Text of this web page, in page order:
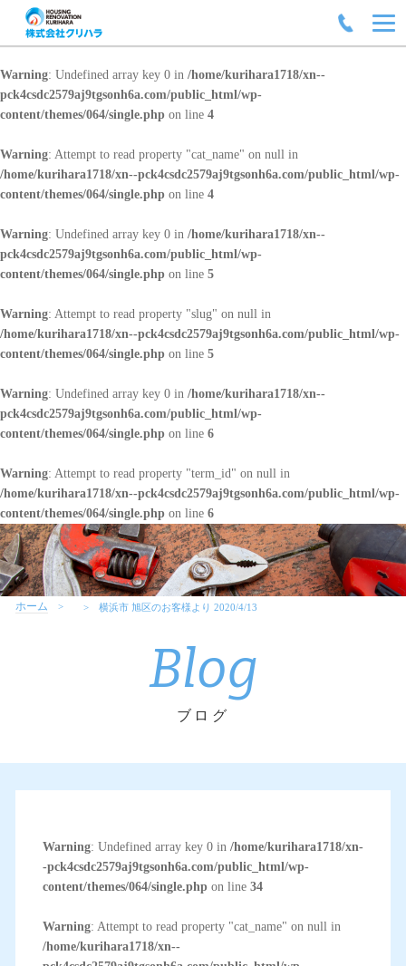
Warning: Undefined array key 0 in /home/kurihara1718/xn--
pck4csdc2579aj9tgsonh6a.com/public_html/wp-
content/themes/064/single.php on line 4
Warning: Attempt to read property "cat_name" on null in
/home/kurihara1718/xn--pck4csdc2579aj9tgsonh6a.com/public_html/wp-
content/themes/064/single.php on line 4
Warning: Undefined array key 0 in /home/kurihara1718/xn--
pck4csdc2579aj9tgsonh6a.com/public_html/wp-
content/themes/064/single.php on line 5
Warning: Attempt to read property "slug" on null in
/home/kurihara1718/xn--pck4csdc2579aj9tgsonh6a.com/public_html/wp-
content/themes/064/single.php on line 5
Warning: Undefined array key 0 in /home/kurihara1718/xn--
pck4csdc2579aj9tgsonh6a.com/public_html/wp-
content/themes/064/single.php on line 6
Warning: Attempt to read property "term_id" on null in
/home/kurihara1718/xn--pck4csdc2579aj9tgsonh6a.com/public_html/wp-
content/themes/064/single.php on line 6
ホーム 横浜市 旭区のお客様より 2020/4/13
Blog
ブログ
Warning: Undefined array key 0 in /home/kurihara1718/xn-
-pck4csdc2579aj9tgsonh6a.com/public_html/wp-
content/themes/064/single.phpon line 34
Warning: Attempt to read property "cat_name" on null in
/home/kurihara1718/xn--